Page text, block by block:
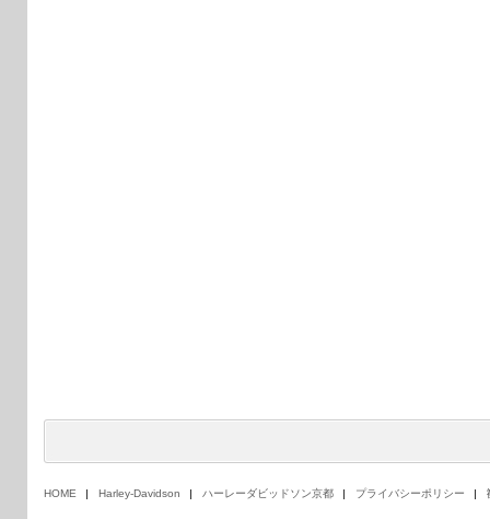
HOME Harley-Davidson ハーレーダビッドソン京都 プライバシーポリシー